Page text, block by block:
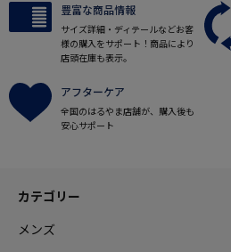
豊富な商品情報
サイズ詳細・ディテールなどお客
様の購入をサポート！商品により
店頭在庫も表示。
アフターケア
全国のはるやま店舗が、購入後も
安心サポート
カテゴリー
メンズ